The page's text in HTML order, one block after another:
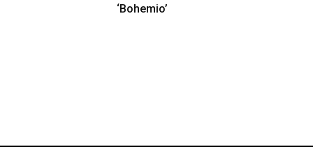
‘Bohemio’